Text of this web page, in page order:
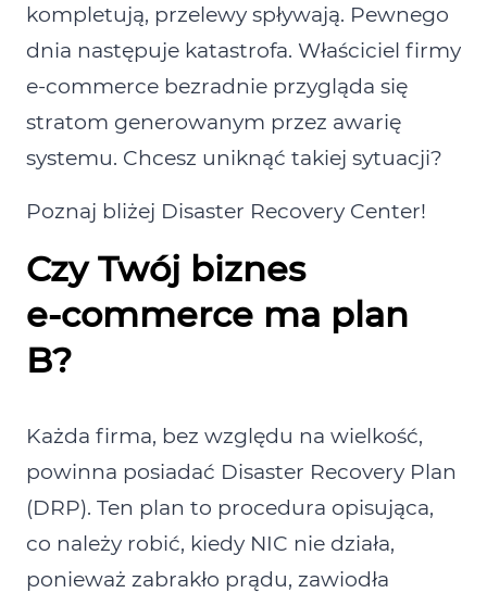
kompletują, przelewy spływają. Pewnego
dnia następuje katastrofa. Właściciel firmy
e‑commerce bezradnie przygląda się
stratom generowanym przez awarię
systemu. Chcesz uniknąć takiej sytuacji?
Poznaj bliżej Disaster Recovery Center!
Czy Twój biznes
e‑commerce ma plan
B?
Każda firma, bez względu na wielkość,
powinna posiadać Disaster Recovery Plan
(DRP). Ten plan to procedura opisująca,
co należy robić, kiedy NIC nie działa,
ponieważ zabrakło prądu, zawiodła